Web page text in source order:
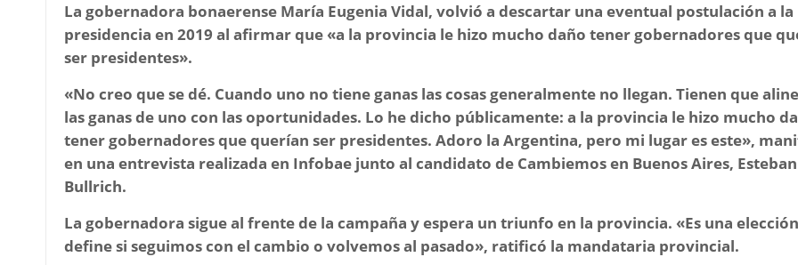
La gobernadora bonaerense María Eugenia Vidal, volvió a descartar una eventual postulación a la
presidencia en 2019 al afirmar que «a la provincia le hizo mucho daño tener gobernadores que
ser presidentes».
«No creo que se dé. Cuando uno no tiene ganas las cosas generalmente no llegan. Tienen que
las ganas de uno con las oportunidades. Lo he dicho públicamente: a la provincia le hizo mucho
tener gobernadores que querían ser presidentes. Adoro la Argentina, pero mi lugar es este»,
en una entrevista realizada en Infobae junto al candidato de Cambiemos en Buenos Aires, Esteban
Bullrich.
La gobernadora sigue al frente de la campaña y espera un triunfo en la provincia. «Es una
define si seguimos con el cambio o volvemos al pasado», ratificó la mandataria provincial.